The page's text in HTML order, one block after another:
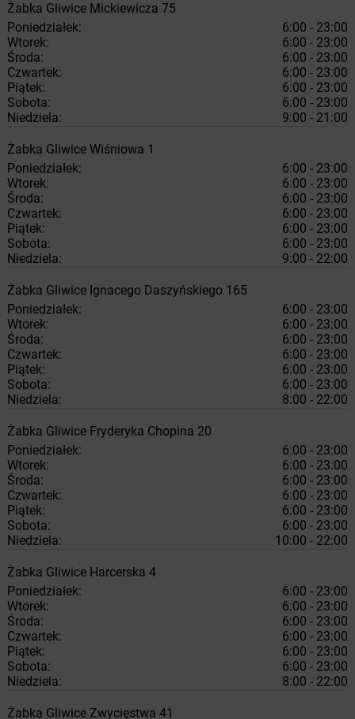
Żabka Gliwice Mickiewicza 75
Poniedziałek:
6:00 - 23:00
Wtorek:
6:00 - 23:00
Środa:
6:00 - 23:00
Czwartek:
6:00 - 23:00
Piątek:
6:00 - 23:00
Sobota:
6:00 - 23:00
Niedziela:
9:00 - 21:00
Żabka Gliwice Wiśniowa 1
Poniedziałek:
6:00 - 23:00
Wtorek:
6:00 - 23:00
Środa:
6:00 - 23:00
Czwartek:
6:00 - 23:00
Piątek:
6:00 - 23:00
Sobota:
6:00 - 23:00
Niedziela:
9:00 - 22:00
Żabka Gliwice Ignacego Daszyńskiego 165
Poniedziałek:
6:00 - 23:00
Wtorek:
6:00 - 23:00
Środa:
6:00 - 23:00
Czwartek:
6:00 - 23:00
Piątek:
6:00 - 23:00
Sobota:
6:00 - 23:00
Niedziela:
8:00 - 22:00
Żabka Gliwice Fryderyka Chopina 20
Poniedziałek:
6:00 - 23:00
Wtorek:
6:00 - 23:00
Środa:
6:00 - 23:00
Czwartek:
6:00 - 23:00
Piątek:
6:00 - 23:00
Sobota:
6:00 - 23:00
Niedziela:
10:00 - 22:00
Żabka Gliwice Harcerska 4
Poniedziałek:
6:00 - 23:00
Wtorek:
6:00 - 23:00
Środa:
6:00 - 23:00
Czwartek:
6:00 - 23:00
Piątek:
6:00 - 23:00
Sobota:
6:00 - 23:00
Niedziela:
8:00 - 22:00
Żabka Gliwice Zwycięstwa 41